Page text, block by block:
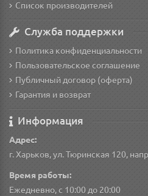
Список производителей
Служба поддержки
Политика конфиденциальности
Пользовательское соглашение
Публичный договор (оферта)
Гарантия и возврат
Информация
Адрес:
г. Харьков, ул. Тюринская 120,
Время работы:
Ежедневно, с 10:00 до 20:00